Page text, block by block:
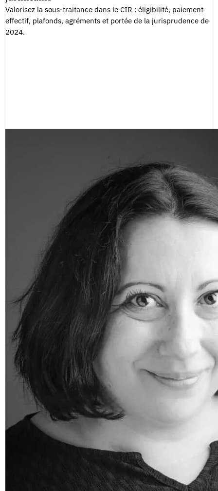
Valorisez la sous-traitance dans le CIR : éligibilité, paiement
effectif, plafonds, agréments et portée de la jurisprudence de
2024.